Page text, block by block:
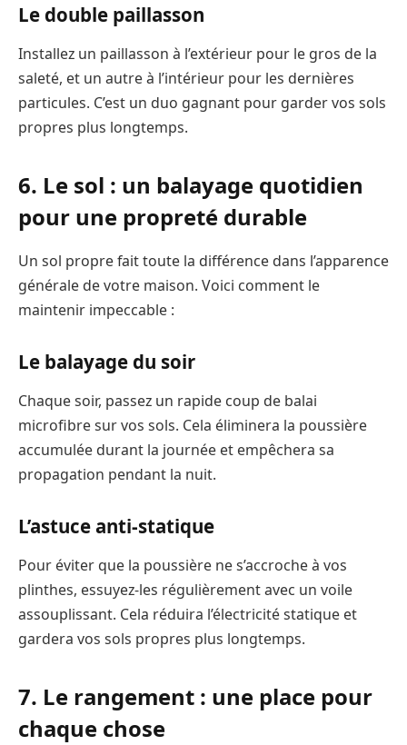
Le double paillasson
Installez un paillasson à l’extérieur pour le gros de la
saleté, et un autre à l’intérieur pour les dernières
particules. C’est un duo gagnant pour garder vos sols
propres plus longtemps.
6. Le sol : un balayage quotidien
pour une propreté durable
Un sol propre fait toute la différence dans l’apparence
générale de votre maison. Voici comment le
maintenir impeccable :
Le balayage du soir
Chaque soir, passez un rapide coup de balai
microfibre sur vos sols. Cela éliminera la poussière
accumulée durant la journée et empêchera sa
propagation pendant la nuit.
L’astuce anti-statique
Pour éviter que la poussière ne s’accroche à vos
plinthes, essuyez-les régulièrement avec un voile
assouplissant. Cela réduira l’électricité statique et
gardera vos sols propres plus longtemps.
7. Le rangement : une place pour
chaque chose